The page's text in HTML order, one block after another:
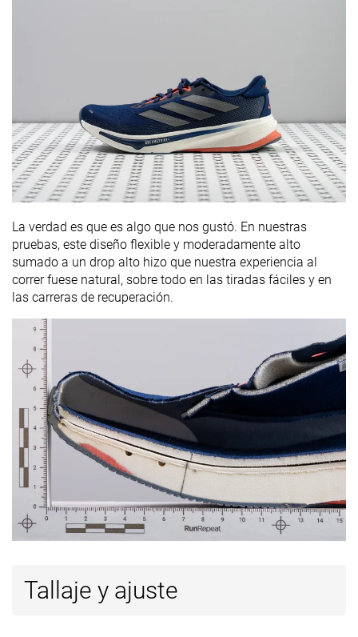
La verdad es que es algo que nos gustó. En nuestras
pruebas, este diseño flexible y moderadamente alto
sumado a un drop alto hizo que nuestra experiencia al
correr fuese natural, sobre todo en las tiradas fáciles y en
las carreras de recuperación.
Tallaje y ajuste